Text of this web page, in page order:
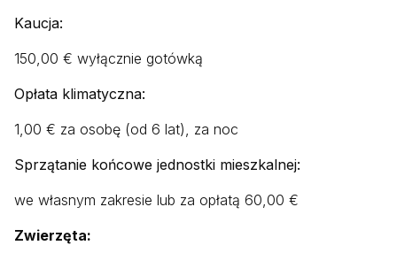
Kaucja:
150,00 € wyłącznie gotówką
Opłata klimatyczna:
1,00 € za osobę (od 6 lat), za noc
Sprzątanie końcowe jednostki mieszkalnej:
we własnym zakresie lub za opłatą 60,00 €
Zwierzęta: